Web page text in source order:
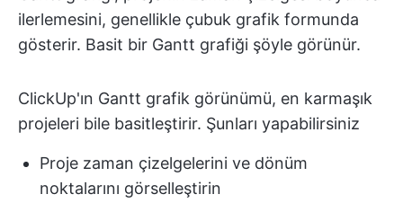
ilerlemesini, genellikle çubuk grafik formunda
gösterir. Basit bir Gantt grafiği şöyle görünür.
ClickUp'ın Gantt grafik görünümü, en karmaşık
projeleri bile basitleştirir. Şunları yapabilirsiniz
Proje zaman çizelgelerini ve dönüm
noktalarını görselleştirin